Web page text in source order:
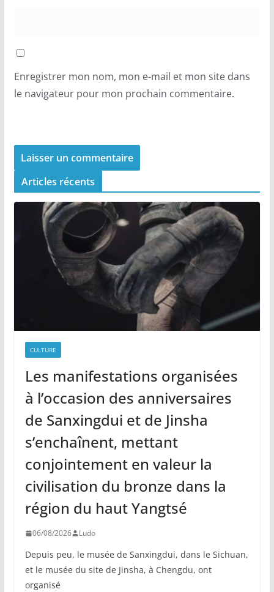
Enregistrer mon nom, mon e-mail et mon site dans
le navigateur pour mon prochain commentaire.
Articles récents
CULTURE
Les manifestations organisées
à l’occasion des anniversaires
de Sanxingdui et de Jinsha
s’enchaînent, mettant
conjointement en valeur la
civilisation du bronze dans la
région du haut Yangtsé
06/08/2026 Ludo
Depuis peu, le musée de Sanxingdui, dans le Sichuan,
et le musée du site de Jinsha, à Chengdu, ont
organisé